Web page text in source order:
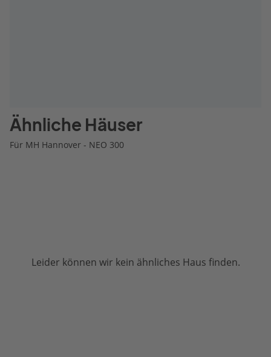
Ähnliche Häuser
Für MH Hannover - NEO 300
Leider können wir kein ähnliches Haus finden.